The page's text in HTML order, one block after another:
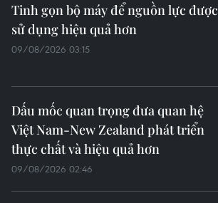
Tinh gọn bộ máy để nguồn lực được
sử dụng hiệu quả hơn
09/08/2026 03:15
Dấu mốc quan trọng đưa quan hệ
Việt Nam-New Zealand phát triển
thực chất và hiệu quả hơn
09/08/2026 02:46